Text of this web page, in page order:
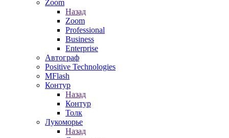
Zoom
Назад
Zoom
Professional
Business
Enterprise
Автограф
Positive Technologies
MFlash
Контур
Назад
Контур
Толк
Лукоморье
Назад